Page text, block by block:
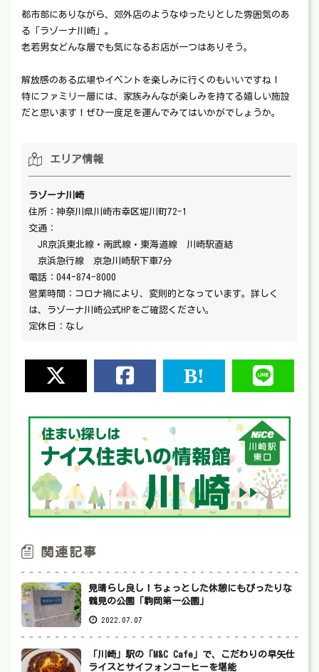
都市部にありながら、郊外店のようなゆったりとした雰囲気のあ
る「ラゾーナ川崎」。
老若男女どんな層でも気になるお店が一つはありそう。
解放感のある広場やイベントを楽しみに行くのもいいですね！
特にファミリー層には、家族みんなが楽しみを持てる嬉しい施設
だと思います！ぜひ一度足を運んでみてはいかがでしょうか。
エリア情報
ラゾーナ川崎
住所：神奈川県川崎市幸区堀川町72-1
交通：
JR京浜東北線・南武線・東海道線 川崎駅直結
京浜急行線 京急川崎駅下車7分
電話：044-874-8000
営業時間：コロナ禍により、変則的となっています。詳しく
は、ラゾーナ川崎公式HPをご確認ください。
定休日：なし
関連記事
見晴らし良し！ちょっとした休憩にもぴったりな
鶴見の公園「駒岡第一公園」
2022.07.07
「川崎」駅の「M&C Cafe」で、こだわりの早矢仕
ライスとサイフォンコーヒーを堪能